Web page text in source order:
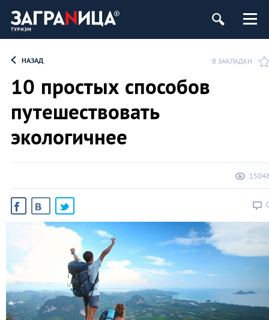
НАЗАД В ЗАКЛАДКИ
10 простых способов
путешествовать
экологичнее